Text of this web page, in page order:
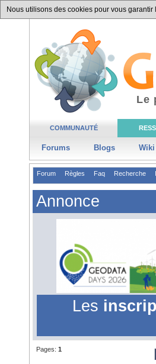
Nous utilisons des cookies pour vous
COMMUNAUTÉ
Forums Blogs Wiki
Le
Forum Règles Faq Recherche
Annonce
Les
Pages: 1